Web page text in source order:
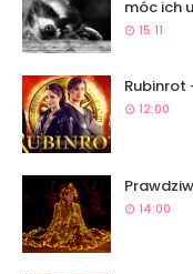
móc ich
15:11
Rubinrot
12:00
14:00